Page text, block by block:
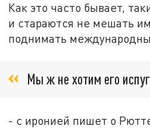
Как это часто бывает,
и стараются не мешать
поднимать
Мы ж не хотим его
- с иронией пишет о